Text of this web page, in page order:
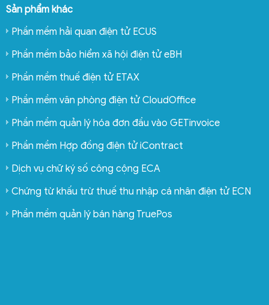
Sản phẩm khác
Phần mềm hải quan điện tử ECUS
Phần mềm bảo hiểm xã hội điện tử eBH
Phần mềm thuế điện tử ETAX
Phần mềm văn phòng điện tử CloudOffice
Phần mềm quản lý hóa đơn đầu vào GETinvoice
Phần mềm Hợp đồng điện tử iContract
Dịch vụ chữ ký số công cộng ECA
Chứng từ khấu trừ thuế thu nhập cá nhân điện tử ECN
Phần mềm quản lý bán hàng TruePos